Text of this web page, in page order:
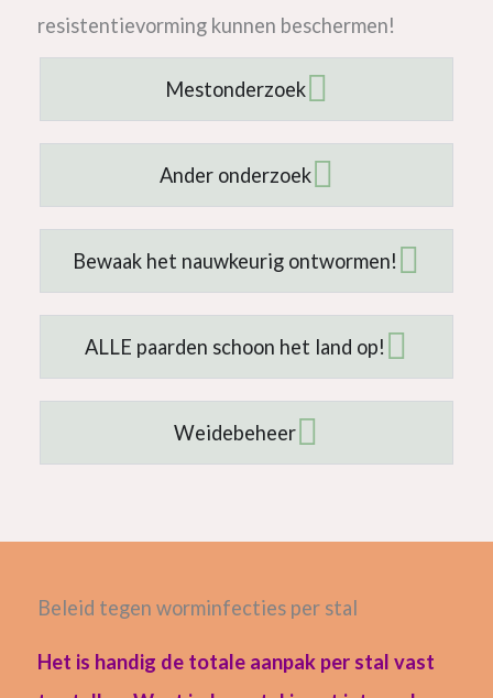
resistentievorming kunnen beschermen!
Mestonderzoek
Ander onderzoek
Bewaak het nauwkeurig ontwormen!
ALLE paarden schoon het land op!
Weidebeheer
Beleid tegen worminfecties per stal
Het is handig de totale aanpak per stal vast